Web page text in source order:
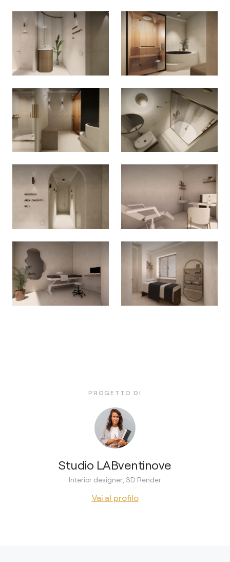
PROGETTO DI
Studio LABventinove
Interior designer, 3D Render
Vai al profilo